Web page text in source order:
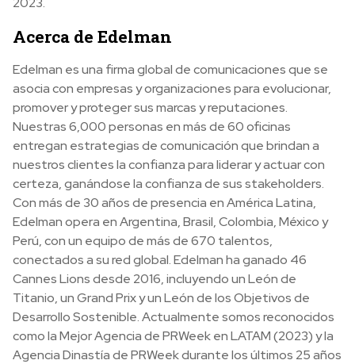
Acerca de Edelman
Edelman es una firma global de comunicaciones que se
asocia con empresas y organizaciones para evolucionar,
promover y proteger sus marcas y reputaciones.
Nuestras 6,000 personas en más de 60 oficinas
entregan estrategias de comunicación que brindan a
nuestros clientes la confianza para liderar y actuar con
certeza, ganándose la confianza de sus stakeholders.
Con más de 30 años de presencia en América Latina,
Edelman opera en Argentina, Brasil, Colombia, México y
Perú, con un equipo de más de 670 talentos,
conectados a su red global. Edelman ha ganado 46
Cannes Lions desde 2016, incluyendo un León de
Titanio, un Grand Prix y un León de los Objetivos de
Desarrollo Sostenible. Actualmente somos reconocidos
como la Mejor Agencia de PRWeek en LATAM (2023) y la
Agencia Dinastía de PRWeek durante los últimos 25 años